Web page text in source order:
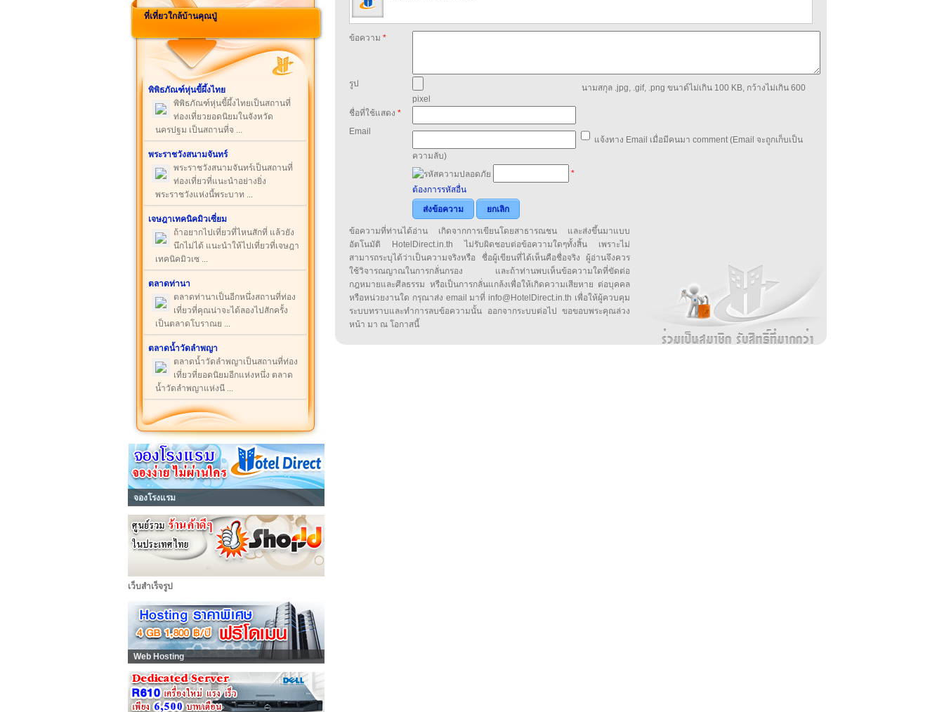
ที่เที่ยวใกล้บ้านคุณปู่
พิพิธภัณฑ์หุ่นขี้ผึ้งไทย
พิพิธภัณฑ์หุ่นขี้ผึ้งไทยเป็นสถานที่
ท่องเที่ยวยอดนิยมในจังหวัด
นครปฐม เป็นสถานที่จ ...
พระราชวังสนามจันทร์
พระราชวังสนามจันทร์เป็นสถานที่
ท่องเที่ยวที่แนะนำอย่างยิ่ง
พระราชวังแห่งนี้พระบาท ...
เจษฎาเทคนิคมิวเซี่ยม
ถ้าอยากไปเที่ยวที่ไหนสักที่ แล้วยัง
นึกไม่ได้ แนะนำให้ไปเที่ยวที่เจษฎา
เทคนิคมิวเซ ...
ตลาดท่านา
ตลาดท่านาเป็นอีกหนึ่งสถานที่ท่อง
เที่ยวที่คุณน่าจะได้ลองไปสักครั้ง
เป็นตลาดโบราณย ...
ตลาดน้ำวัดลำพญา
ตลาดน้ำวัดลำพญาเป็นสถานที่ท่อง
เที่ยวที่ยอดนิยมอีกแห่งหนึ่ง ตลาด
น้ำวัดลำพญาแห่งนี ...
จองโรงแรม
เว็บสำเร็จรูป
Web Hosting
ข้อความ *
รูป
นามสกุล .jpg, .gif, .png ขนาด์ไม่เกิน 100 KB, กว้างไม่เกิน 600
pixel
ชื่อที่ใช้แสดง *
Email
แจ้งทาง Email เมื่อมีคนมา comment (Email จะถูกเก็บเป็น
ความลับ)
*
ต้องการรหัสอื่น
ส่งข้อความ
ยกเลิก
ข้อความที่ท่านได้อ่าน เกิดจากการเขียนโดยสาธารณชน และส่งขึ้นมาแบบ
อัตโนมัติ HotelDirect.in.th ไม่รับผิดชอบต่อข้อความใดๆทั้งสิ้น เพราะไม่
สามารถระบุได้ว่าเป็นความจริงหรือ ชื่อผู้เขียนที่ได้เห็นคือชื่อจริง ผู้อ่านจึงควร
ใช้วิจารณญาณในการกลั่นกรอง และถ้าท่านพบเห็นข้อความใดที่ขัดต่อ
กฎหมายและศีลธรรม หรือเป็นการกลั่นแกล้งเพื่อให้เกิดความเสียหาย ต่อบุคคล
หรือหน่วยงานใด กรุณาส่ง email มาที่ info@HotelDirect.in.th เพื่อให้ผู้ควบคุม
ระบบทราบและทำการลบข้อความนั้น ออกจากระบบต่อไป ขอขอบพระคุณล่วง
หน้า มา ณ โอกาสนี้